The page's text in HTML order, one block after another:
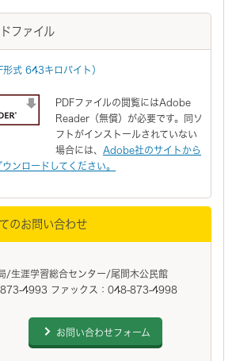
ファイル
式 643キロバイト）
PDFファイルの閲覧にはAdobe
Reader（無償）が必要です。同ソ
フトがインストールされていない
場合には、 Adobe社のサイトから
ンロードしてください。
のお問い合わせ
/生涯学習総合センター/尾間木公民館
873-4993 ファックス：048-873-4998
お問い合わせフォーム